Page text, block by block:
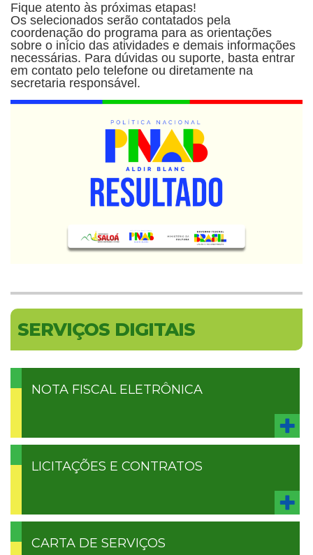
Fique atento às próximas etapas!
Os selecionados serão contatados pela
coordenação do programa para as orientações
sobre o início das atividades e demais informações
necessárias. Para dúvidas ou suporte, basta entrar
em contato pelo telefone ou diretamente na
secretaria responsável.
SERVIÇOS DIGITAIS
NOTA FISCAL ELETRÔNICA
LICITAÇÕES E CONTRATOS
CARTA DE SERVIÇOS